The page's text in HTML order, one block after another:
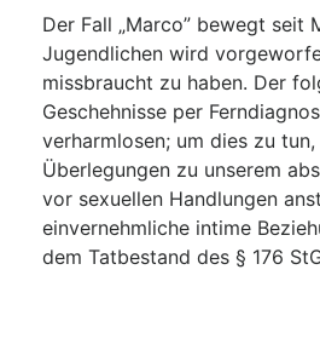
Der Fall „Marco” bewegt seit
Jugendlichen wird
missbraucht zu haben. Der
Geschehnisse per
verharmlosen; um dies zu
Überlegungen zu unserem
vor sexuellen Handlungen
einvernehmliche intime
dem Tatbestand des § 176